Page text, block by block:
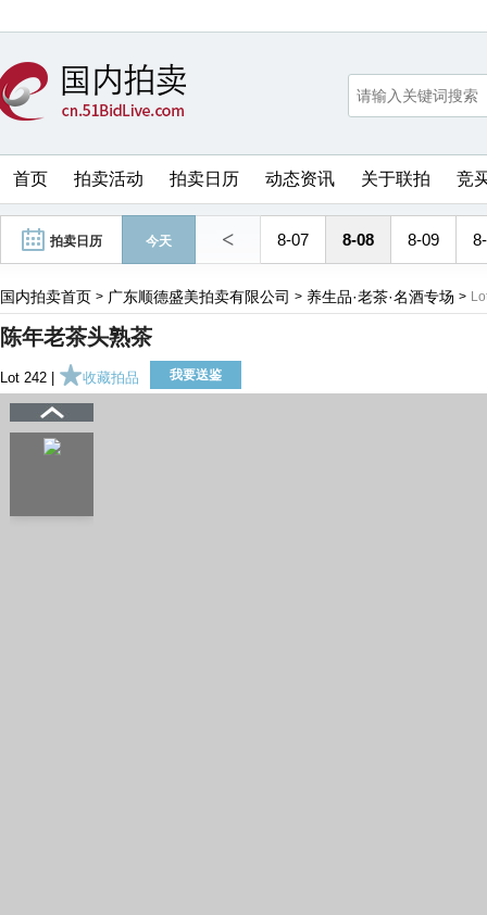
首页 拍卖活动 拍卖日历 动态资讯 关于联拍 竞
拍卖日历 今天 < 8-07 8-08 8-09
国内拍卖首页 > 广东顺德盛美拍卖有限公司 > 养生品·老茶·名酒专场 >
陈年老茶头熟茶
Lot 242 | 收藏拍品 我要送鉴